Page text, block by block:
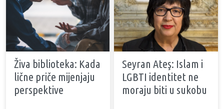
Živa biblioteka: Kada
lične priče mijenjaju
perspektive
Seyran Ateş: Islam i
LGBTI identitet ne
moraju biti u sukobu